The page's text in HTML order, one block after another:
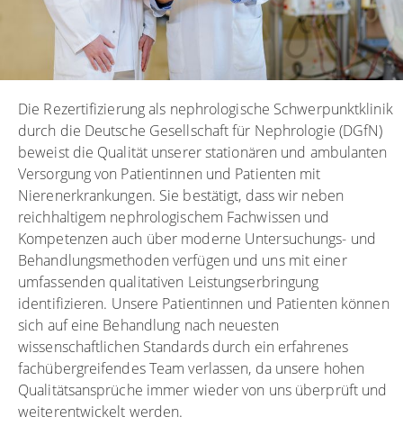
Die Rezertifizierung als nephrologische Schwerpunktklinik
durch die Deutsche Gesellschaft für Nephrologie (DGfN)
beweist die Qualität unserer stationären und ambulanten
Versorgung von Patientinnen und Patienten mit
Nierenerkrankungen. Sie bestätigt, dass wir neben
reichhaltigem nephrologischem Fachwissen und
Kompetenzen auch über moderne Untersuchungs- und
Behandlungsmethoden verfügen und uns mit einer
umfassenden qualitativen Leistungserbringung
identifizieren. Unsere Patientinnen und Patienten können
sich auf eine Behandlung nach neuesten
wissenschaftlichen Standards durch ein erfahrenes
fachübergreifendes Team verlassen, da unsere hohen
Qualitätsansprüche immer wieder von uns überprüft und
weiterentwickelt werden.